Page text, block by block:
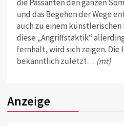
die Passanten den ganzen
und das Begehen der Wege
auch zu einem künstlerischen
diese „Angriffstaktik“
fernhält, wird sich zeigen.
bekanntlich zuletzt… (mt)
Anzeige